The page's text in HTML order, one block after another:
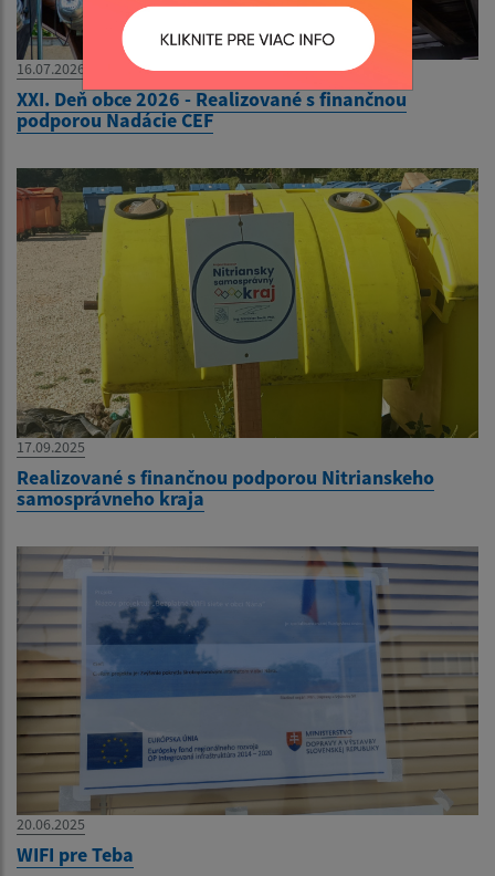
16.07.2026
XXI. Deň obce 2026 - Realizované s finančnou
podporou Nadácie CEF
17.09.2025
Realizované s finančnou podporou Nitrianskeho
samosprávneho kraja
20.06.2025
WIFI pre Teba